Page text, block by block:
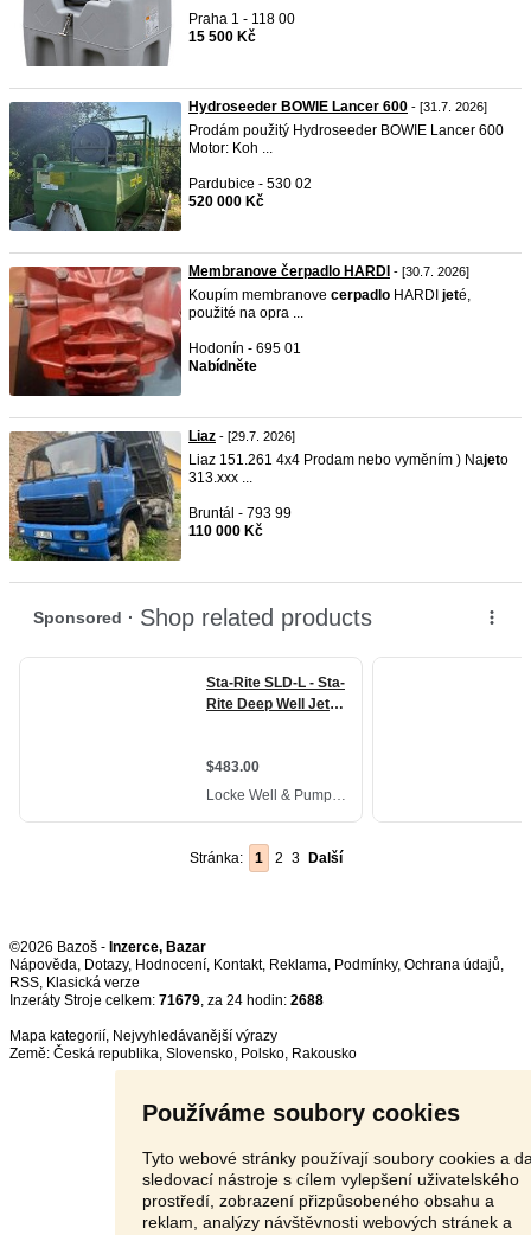
Používáme soubory cookies
Tyto webové stránky používají soubory cookies a
sledovací nástroje s cílem vylepšení uživatelského
prostředí, zobrazení přizpůsobeného obsahu a
reklam, analýzy návštěvnosti webových stránek a
Praha 1 - 118 00
15 500 Kč
Hydroseeder BOWIE Lancer 600 - [31.7. 2026]
Prodám použitý Hydroseeder BOWIE Lancer 600
Motor: Koh ...
Pardubice - 530 02
520 000 Kč
Membranove čerpadlo HARDI - [30.7. 2026]
Koupím membranove cerpadlo HARDI jeté,
použité na opra ...
Hodonín - 695 01
Nabídněte
Liaz - [29.7. 2026]
Liaz 151.261 4x4 Prodam nebo vyměním ) Najeto
313.xxx ...
Bruntál - 793 99
110 000 Kč
Stránka: 1 2 3 Další
©2026 Bazoš - Inzerce, Bazar
Nápověda, Dotazy, Hodnocení, Kontakt, Reklama, Podmínky, Ochrana údajů,
RSS,
Inzeráty Stroje celkem: 71679, za 24 hodin: 2688
Mapa kategorií, Nejvyhledávanější výrazy
Země: Česká republika, Slovensko, Polsko, Rakousko